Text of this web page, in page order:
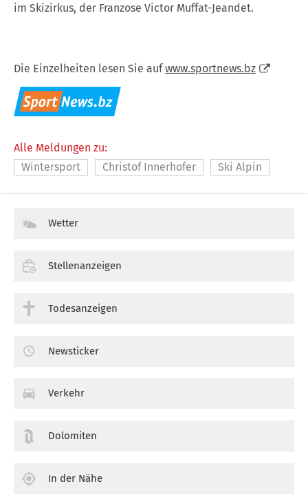
im Skizirkus, der Franzose Victor Muffat-Jeandet.
Die Einzelheiten lesen Sie aufwww.sportnews.bz
Alle Meldungen zu:
Wintersport
Christof Innerhofer Ski Alpin
Wetter
Stellenanzeigen
Todesanzeigen
Newsticker
Verkehr
Dolomiten
In der Nähe